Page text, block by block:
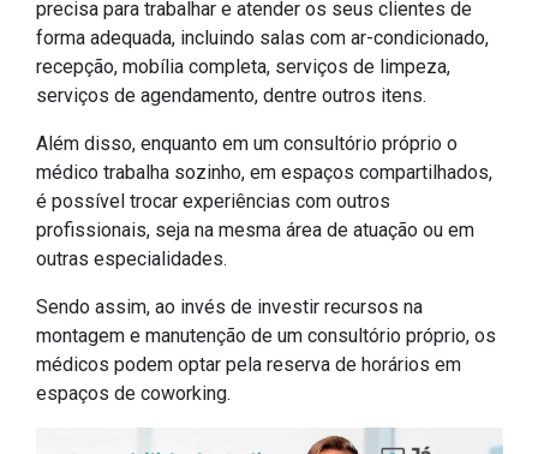
precisa para trabalhar e atender os seus clientes de
forma adequada, incluindo salas com ar-condicionado,
recepção, mobília completa, serviços de limpeza,
serviços de agendamento, dentre outros itens.
Além disso, enquanto em um consultório próprio o
médico trabalha sozinho, em espaços compartilhados,
é possível trocar experiências com outros
profissionais, seja na mesma área de atuação ou em
outras especialidades.
Sendo assim, ao invés de investir recursos na
montagem e manutenção de um consultório próprio, os
médicos podem optar pela reserva de horários em
espaços de coworking.